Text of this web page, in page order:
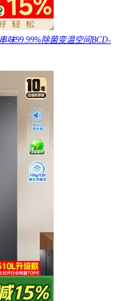
味99.99%除菌变温空间BCD-